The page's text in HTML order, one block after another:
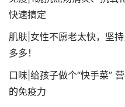
快速搞定
肌肤|女性不愿老太快，坚
多多！
口味|给孩子做个“快手菜”
的免疫力